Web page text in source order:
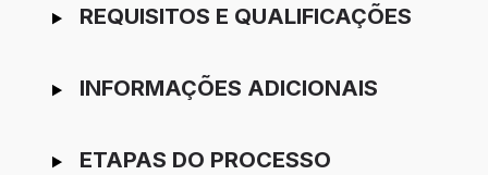
REQUISITOS E QUALIFICAÇÕES
INFORMAÇÕES ADICIONAIS
ETAPAS DO PROCESSO